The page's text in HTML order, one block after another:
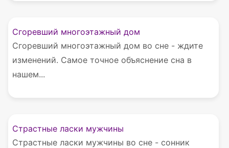
Сгоревший многоэтажный дом
Сгоревший многоэтажный дом во сне - ждите
изменений. Самое точное объяснение сна в
нашем...
Страстные ласки мужчины
Страстные ласки мужчины во сне - сонник